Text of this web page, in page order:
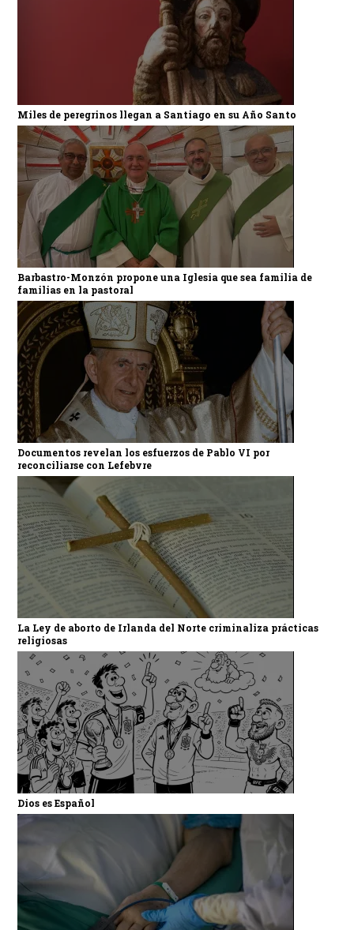
Miles de peregrinos llegan a Santiago en su Año Santo
Barbastro-Monzón propone una Iglesia que sea familia de
familias en la pastoral
Documentos revelan los esfuerzos de Pablo VI por
reconciliarse con Lefebvre
La Ley de aborto de Irlanda del Norte criminaliza prácticas
religiosas
Dios es Español